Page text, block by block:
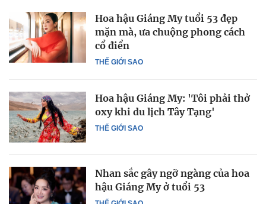
THẾ GIỚI SAO
Hoa hậu Giáng My tuổi 53 đẹp
mặn mà, ưa chuộng phong cách
cổ điển
THẾ GIỚI SAO
Hoa hậu Giáng My: 'Tôi phải thở
oxy khi du lịch Tây Tạng'
Nhan sắc gây ngỡ ngàng của hoa
hậu Giáng My ở tuổi 53